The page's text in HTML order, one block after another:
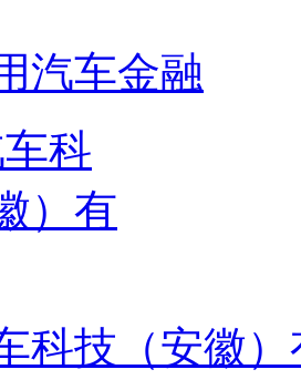
汽车金融
科技（安徽